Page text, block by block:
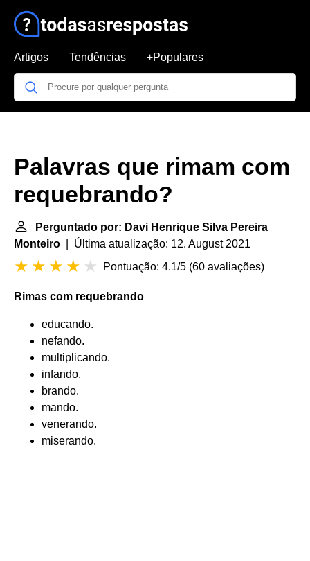
Artigos Tendências +Populares
Palavras que rimam com
requebrando?
Perguntado por: Davi Henrique Silva Pereira
Monteiro | Última atualização: 12. August 2021
Pontuação: 4.1/5 (60 avaliações)
Rimas com requebrando
educando.
nefando.
multiplicando.
infando.
brando.
mando.
venerando.
miserando.